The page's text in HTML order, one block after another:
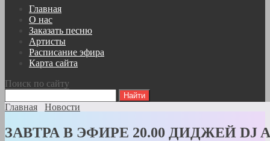
Главная
О нас
Заказать песню
Артисты
Расписание эфира
Карта сайта
Поиск по сайту
Главная Новости
ЗАВТРА В ЭФИРЕ 20.00 ДИДЖЕЙ DJ